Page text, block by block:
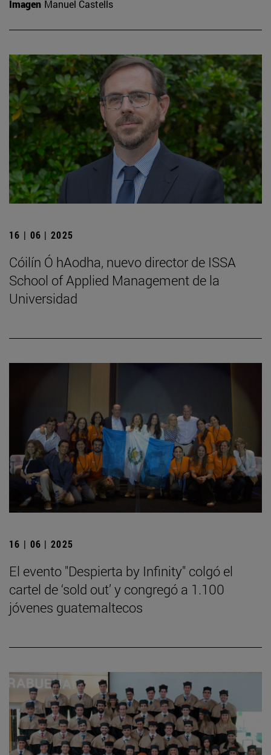
Imagen Manuel Castells
16 | 06 | 2025
Cóilín Ó hAodha, nuevo director de ISSA
School of Applied Management de la
Universidad
16 | 06 | 2025
El evento "Despierta by Infinity" colgó el
cartel de ‘sold out’ y congregó a 1.100
jóvenes guatemaltecos